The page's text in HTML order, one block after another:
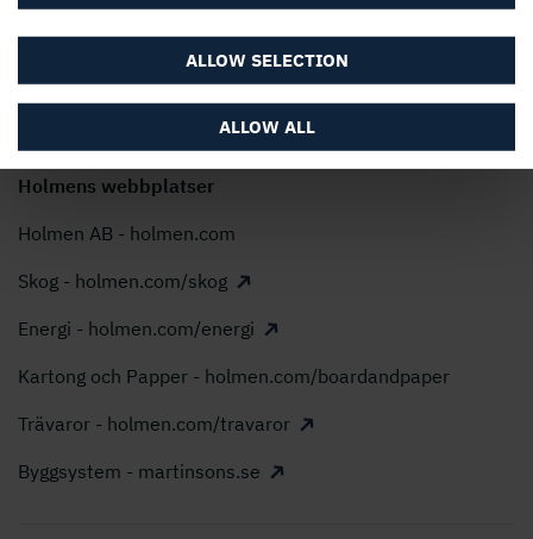
ALLOW ALL
ALLOW SELECTION
Holmen AB, Box 5407, 114 84 Stockholm
Telefon: 08 666 21 00, E-post:info@holmen.com
Holmens webbplatser
Holmen AB - holmen.com
Skog - holmen.com/skog
Energi - holmen.com/energi
Kartong och Papper - holmen.com/boardandpaper
Trävaror - holmen.com/travaror
Byggsystem - martinsons.se